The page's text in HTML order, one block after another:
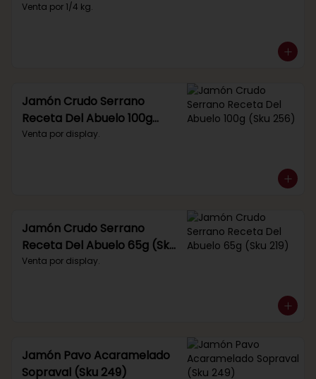
Venta por 1/4 kg.
Jamón Crudo Serrano
Receta Del Abuelo 100g
(Sku 256)
Venta por display.
Jamón Crudo Serrano
Receta Del Abuelo 65g (Sku
219)
Venta por display.
Jamón Pavo Acaramelado
Sopraval (Sku 249)